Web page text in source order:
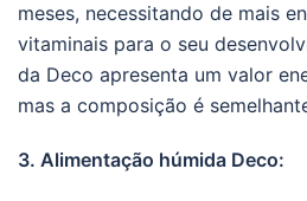
meses, necessitando de mais
vitaminais para o seu
da Deco apresenta um valor
mas a composição é
3. Alimentação húmida Deco: